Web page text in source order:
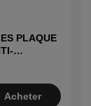
PLAQUE
Acheter